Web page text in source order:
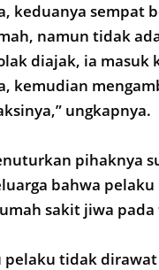
keduanya sempat
namun tidak
diajak, ia masuk
kemudian
ungkapnya.
pihaknya
bahwa
sakit jiwa pada
pelaku tidak